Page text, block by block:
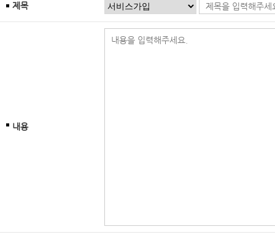
제목
내용